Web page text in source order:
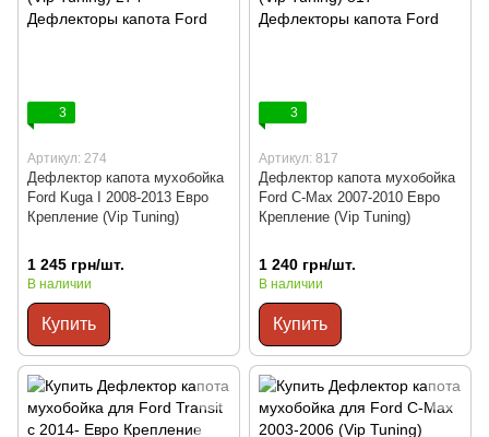
3
Артикул: 274
Дефлектор капота мухобойка
Ford Kuga I 2008-2013 Евро
Крепление (Vip Tuning)
1 245 грн/шт.
В наличии
Купить
3
Артикул: 817
Дефлектор капота мухобойка
Ford C-Max 2007-2010 Евро
Крепление (Vip Tuning)
1 240 грн/шт.
В наличии
Купить